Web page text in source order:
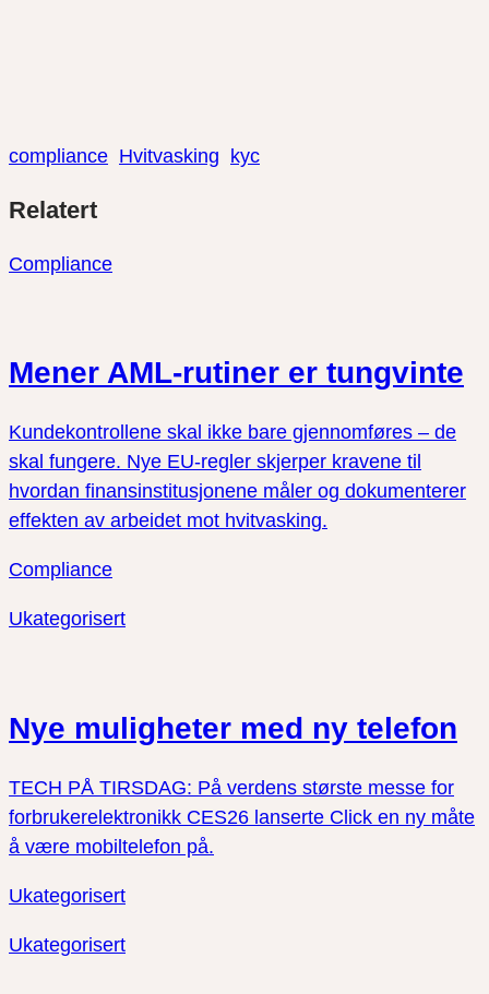
compliance Hvitvasking
kyc
link
på
på
Relatert
Compliance
Mener AML-rutiner er tungvinte
Kundekontrollene skal ikke bare gjennomføres – de
skal fungere. Nye EU-regler skjerper kravene til
hvordan finansinstitusjonene måler og dokumenterer
effekten av arbeidet mot hvitvasking.
Compliance
Ukategorisert
Nye muligheter med ny telefon
TECH PÅ TIRSDAG: På verdens største messe for
forbrukerelektronikk CES26 lanserte Click en ny måte
å være mobiltelefon på.
Ukategorisert
Ukategorisert